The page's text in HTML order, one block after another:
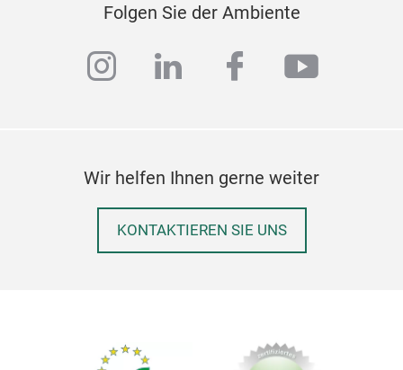
Folgen Sie der Ambiente
instagram
linkedinfacebook
Wir helfen Ihnen gerne weiter
KONTAKTIEREN SIE UNS